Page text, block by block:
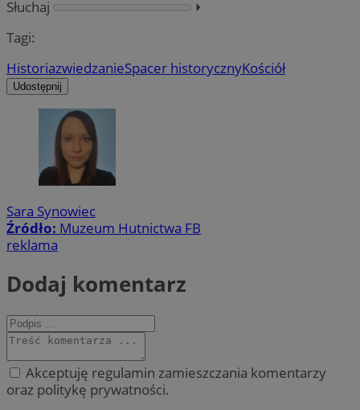
Słuchaj
⏵︎
Tagi:
HistoriazwiedzanieSpacer historycznyKościół
Udostępnij
Sara Synowiec
Źródło: Muzeum Hutnictwa FB
reklama
Dodaj komentarz
Akceptuję regulamin zamieszczania komentarzy
oraz politykę prywatności.